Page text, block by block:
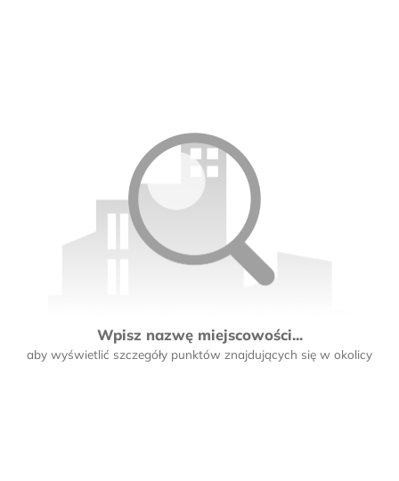
Wpisz nazwę miejscowości...
aby wyświetlić szczegóły punktów znajdujących się w okolicy